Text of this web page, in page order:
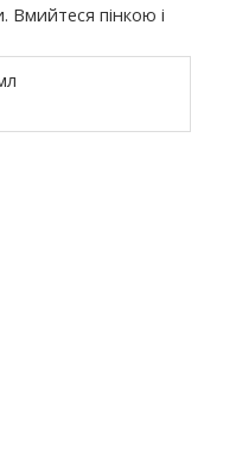
Вмийтеся пінкою і